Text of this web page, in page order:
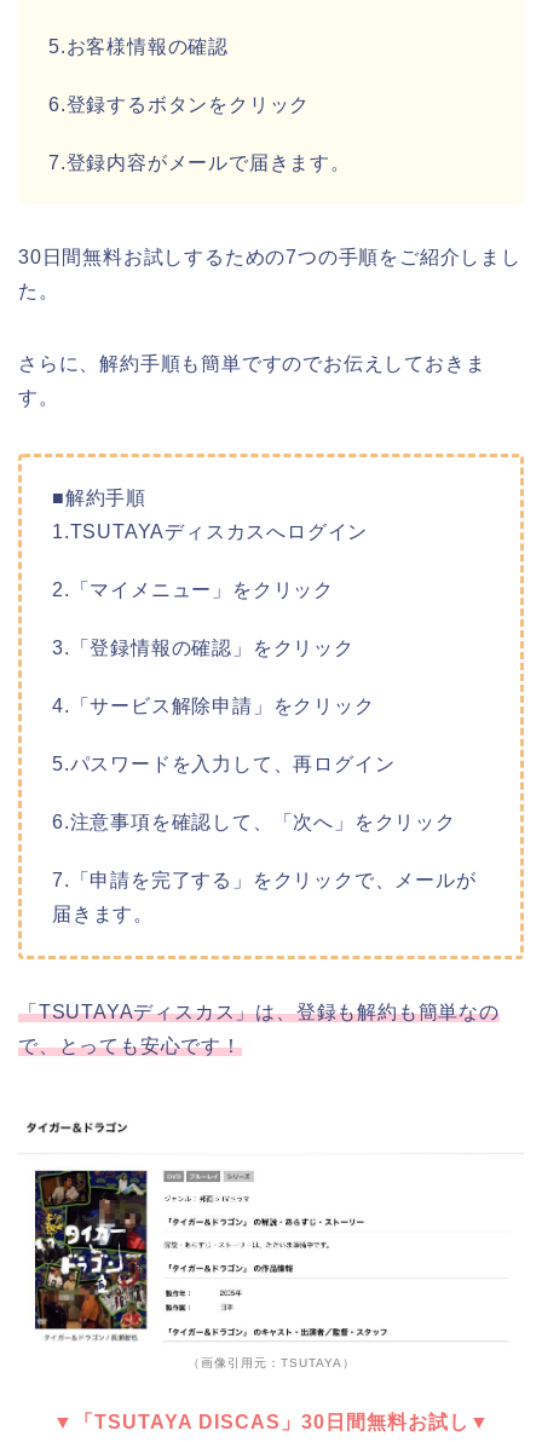
5.お客様情報の確認
6.登録するボタンをクリック
7.登録内容がメールで届きます。
30日間無料お試しするための7つの手順をご紹介しまし
た。
さらに、解約手順も簡単ですのでお伝えしておきま
す。
■解約手順
1.TSUTAYAディスカスへログイン
2.「マイメニュー」をクリック
3.「登録情報の確認」をクリック
4.「サービス解除申請」をクリック
5.パスワードを入力して、再ログイン
6.注意事項を確認して、「次へ」をクリック
7.「申請を完了する」をクリックで、メールが
届きます。
「TSUTAYAディスカス」は、登録も解約も簡単なの
で、とっても安心です！
（画像引用元：TSUTAYA）
▼「TSUTAYA DISCAS」30日間無料お試し▼